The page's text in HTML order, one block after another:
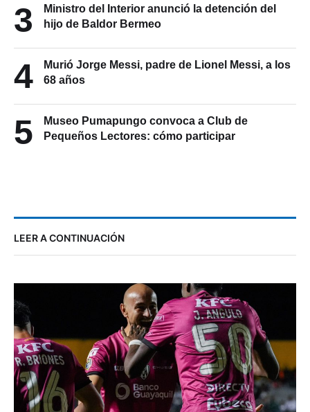
3
Ministro del Interior anunció la detención del
hijo de Baldor Bermeo
4
Murió Jorge Messi, padre de Lionel Messi, a los
68 años
5
Museo Pumapungo convoca a Club de
Pequeños Lectores: cómo participar
LEER A CONTINUACIÓN